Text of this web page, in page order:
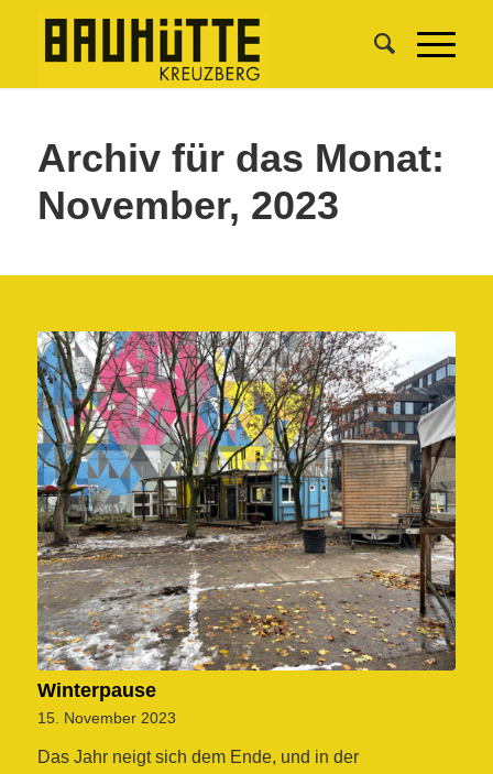
Archiv für das Monat:
November, 2023
Winterpause
15. November 2023
Das Jahr neigt sich dem Ende, und in der